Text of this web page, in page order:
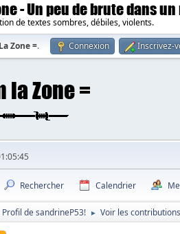
- Un peu de brute dans
de textes sombres, débiles, violents.
Zone =. Connexion Inscrivez-
Rechercher Calendrier
Profil de sandrineP53! ► Voir les contributions